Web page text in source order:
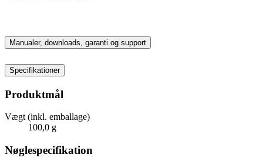
Manualer, downloads, garanti og support
Specifikationer
Produktmål
Vægt (inkl. emballage)
100,0 g
Nøglespecifikation